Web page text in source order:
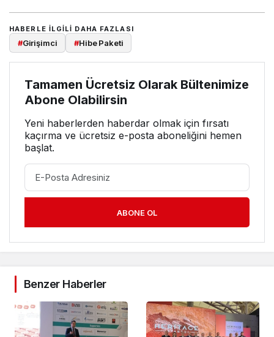
HABERLE ILGILI DAHA FAZLASI
#Girişimci #Hibe Paketi
Tamamen Ücretsiz Olarak Bültenimize
Abone Olabilirsin
Yeni haberlerden haberdar olmak için fırsatı
kaçırma ve ücretsiz e-posta aboneliğini hemen
başlat.
ABONE OL
Benzer Haberler